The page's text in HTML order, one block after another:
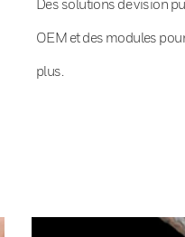
Des solutions de vision
OEM et des modules
plus.